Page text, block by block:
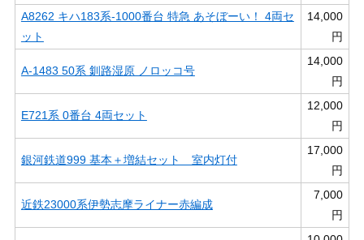
A8262 キハ183系-1000番台 特急 あそぼーい！ 4両セ
ット
14,000
円
A-1483 50系 釧路湿原 ノロッコ号
14,000
円
E721系 0番台 4両セット
12,000
円
銀河鉄道999 基本＋増結セット 室内灯付
17,000
円
近鉄23000系伊勢志摩ライナー赤編成
7,000
円